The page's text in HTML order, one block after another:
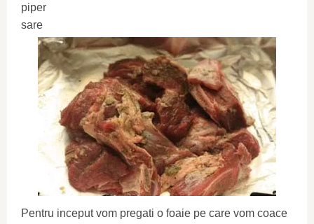
piper
sare
Pentru inceput vom pregati o foaie pe care vom coace